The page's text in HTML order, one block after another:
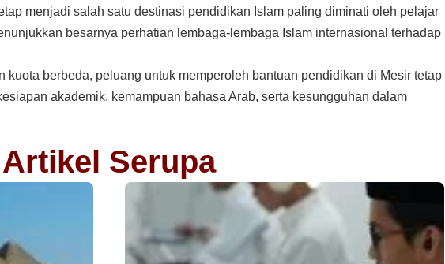
menjadi salah satu destinasi pendidikan Islam paling diminati oleh pelajar
besarnya perhatian lembaga-lembaga Islam internasional terhadap
kuota berbeda, peluang untuk memperoleh bantuan pendidikan di Mesir tetap
akademik, kemampuan bahasa Arab, serta kesungguhan dalam
Artikel Serupa